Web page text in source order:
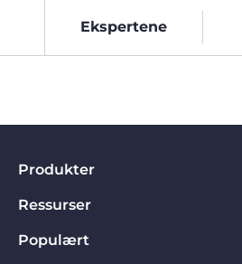
Ekspertene
Produkter
VPN for PC
VPN for Chrome
Ressurser
Hva er en VPN?
Populært